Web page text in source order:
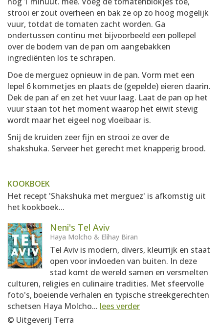
strooi er zout overheen en bak ze op zo hoog mogelijk
vuur, totdat de tomaten zacht worden. Ga
ondertussen continu met bijvoorbeeld een pollepel
over de bodem van de pan om aangebakken
ingrediënten los te schrapen.
Doe de merguez opnieuw in de pan. Vorm met een
lepel 6 kommetjes en plaats de (gepelde) eieren daarin.
Dek de pan af en zet het vuur laag. Laat de pan op het
vuur staan tot het moment waarop het eiwit stevig
wordt maar het eigeel nog vloeibaar is.
Snij de kruiden zeer fijn en strooi ze over de
shakshuka. Serveer het gerecht met knapperig brood.
KOOKBOEK
Het recept 'Shakshuka met merguez' is afkomstig uit
het kookboek...
Neni's Tel Aviv
Haya Molcho & Elihay Biran
Tel Aviv is modern, divers, kleurrijk en staat
open voor invloeden van buiten. In deze
stad komt de wereld samen en versmelten
culturen, religies en culinaire tradities. Met sfeervolle
foto's, boeiende verhalen en typische streekgerechten
schetsen Haya Molcho... lees verder
© Uitgeverij Terra